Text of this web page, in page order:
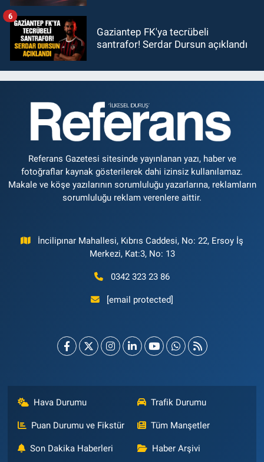
Gaziantep FK'ya tecrübeli
santrafor! Serdar Dursun açıklandı
6
Referans Gazetesi sitesinde yayınlanan yazı, haber ve
fotoğraflar kaynak gösterilerek dahi izinsiz kullanılamaz.
Makale ve köşe yazılarının sorumluluğu yazarlarına, reklamların
sorumluluğu reklam verenlere aittir.
İncilipınar Mahallesi, Kıbrıs Caddesi, No: 22, Ersoy İş
Merkezi, Kat:3, No: 13
0342 323 23 86
[email protected]
Hava Durumu Trafik Durumu
Puan Durumu ve Fikstür Tüm Manşetler
Son Dakika Haberleri Haber Arşivi